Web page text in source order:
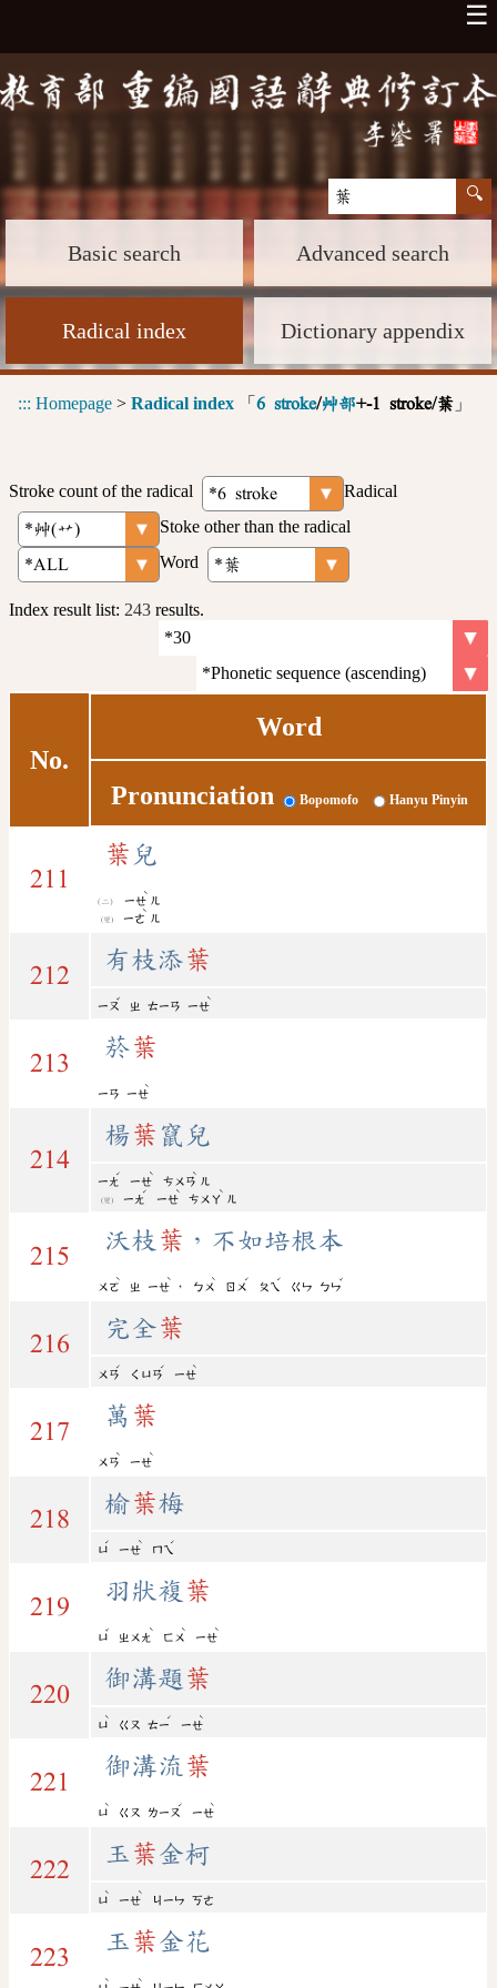
☰
Basic search Advanced search
Radical index Dictionary appendix
::: Homepage > Radical index 「 6 stroke/艸部+-1 stroke/葉 」
Stroke count of the radical
Radical
Stoke other than the radical
Word
Index result list: 243 results.
No.
Word
Pronunciation Bopomofo Hanyu Pinyin
211
葉 兒
ㄧㄝ
ˋ
ㄦ
(變) ㄧㄜ
ˋ
ㄦ
212
有枝添葉
ㄧㄡ
ˇ
ㄓ ㄊㄧㄢ ㄧㄝ
ˋ
213
菸葉
ㄧㄢ ㄧㄝ
ˋ
214
楊葉 竄兒
ㄧㄤ
ˊ
ㄧㄝ
ˋ
ㄘㄨㄢ
ˋ
ㄦ
(變) ㄧㄤ
ˊ
ㄧㄝ
ˋ
ㄘㄨㄚ
ˋ
ㄦ
215
沃枝 葉 ，不如培根本
ㄨㄛ
ˋ
ㄓ ㄧㄝ
ˋ
， ㄅㄨ
ˋ
ㄖㄨ
ˊ
ㄆㄟ
ˊ
ㄍㄣ ㄅㄣ
ˇ
216
完全葉
ㄨㄢ
ˊ
ㄑㄩㄢ
ˊ
ㄧㄝ
ˋ
217
萬 葉
ㄨㄢ
ˋ
ㄧㄝ
ˋ
218
榆葉梅
ㄩ
ˊ
ㄧㄝ
ˋ
ㄇㄟ
ˊ
219
羽狀複 葉
ㄩ
ˇ
ㄓㄨㄤ
ˋ
ㄈㄨ
ˋ
ㄧㄝ
ˋ
220
御溝題 葉
ㄩ
ˋ
ㄍㄡ ㄊㄧ
ˊ
ㄧㄝ
ˋ
221
御溝流 葉
ㄩ
ˋ
ㄍㄡ ㄌㄧㄡ
ˊ
ㄧㄝ
ˋ
222
玉 葉金柯
ㄩ
ˋ
ㄧㄝ
ˋ
ㄐㄧㄣ ㄎㄜ
223
玉 葉金花
ˋ ˋ